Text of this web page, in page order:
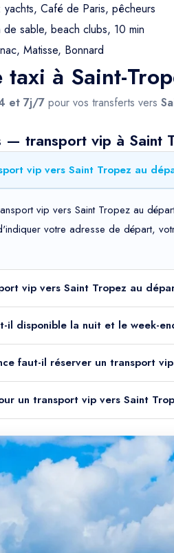
yachts, Café de Paris, pêcheurs
de sable, beach clubs, 10 min
Matisse, Bonnard
taxi à Saint-
et 7j/7 pour vos transferts vers
— transport vip à Saint
vip vers Saint Tropez au
vip vers Saint Tropez au
votre adresse de départ,
vip vers Saint Tropez au
il disponible la nuit et le week-
faut-il réserver un transport
un transport vip vers Saint